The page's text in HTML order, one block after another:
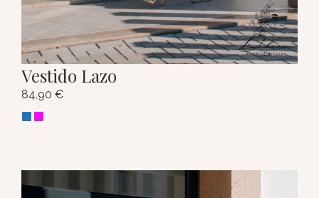
Vestido Lazo
84,90 €